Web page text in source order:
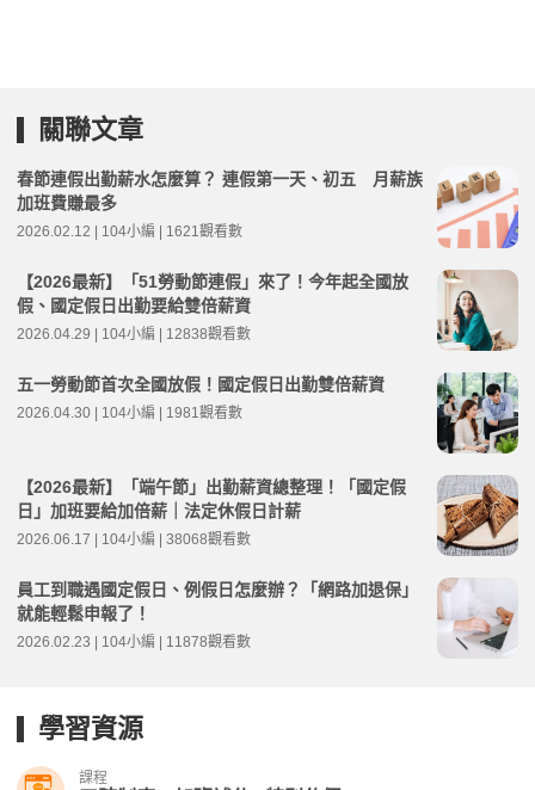
關聯文章
春節連假出勤薪水怎麼算？ 連假第一天、初五 月薪族
加班費賺最多
2026.02.12 | 104小編 | 1621觀看數
【2026最新】「51勞動節連假」來了！今年起全國放
假、國定假日出勤要給雙倍薪資
2026.04.29 | 104小編 | 12838觀看數
五一勞動節首次全國放假！國定假日出勤雙倍薪資
2026.04.30 | 104小編 | 1981觀看數
【2026最新】「端午節」出勤薪資總整理！「國定假
日」加班要給加倍薪｜法定休假日計薪
2026.06.17 | 104小編 | 38068觀看數
員工到職遇國定假日、例假日怎麼辦？「網路加退保」
就能輕鬆申報了！
2026.02.23 | 104小編 | 11878觀看數
學習資源
課程